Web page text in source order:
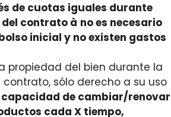
de cuotas iguales durante
contrato à no es necesario
inicial y no existen gastos
propiedad del bien durante la
sólo derecho a su uso
de cambiar/renovar
cada X tiempo,